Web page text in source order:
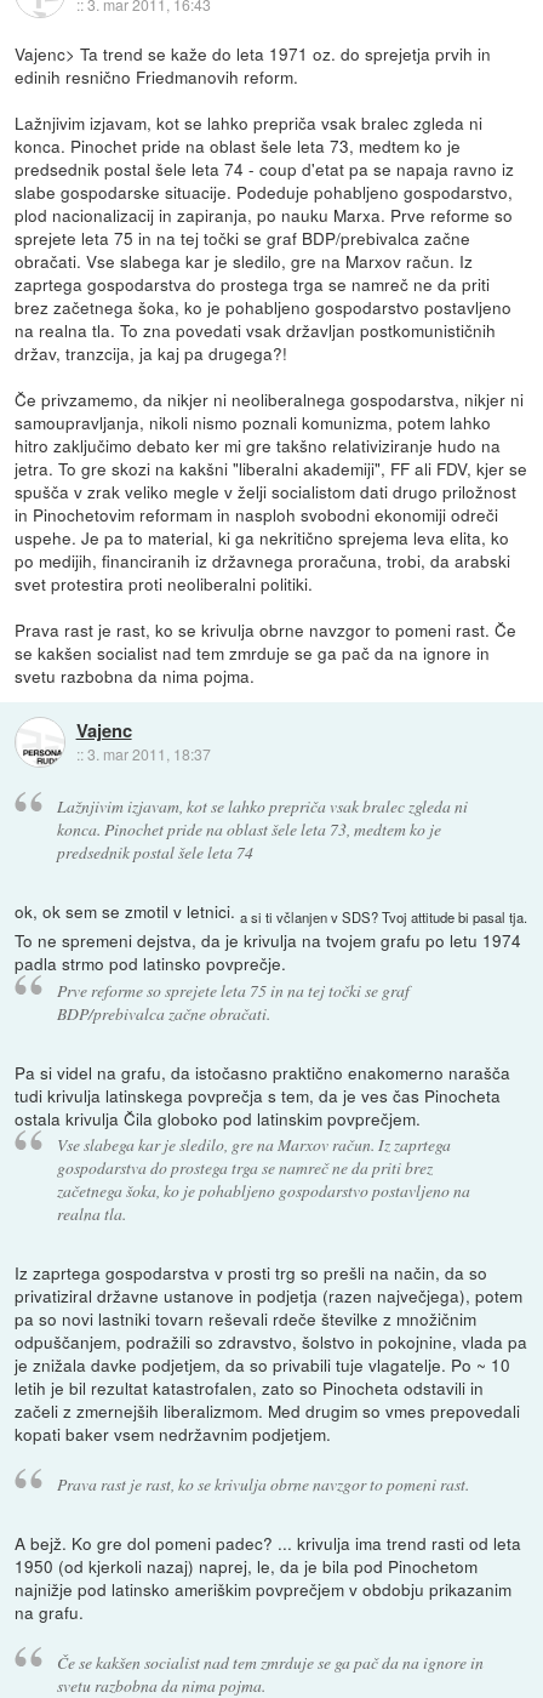
::3. mar 2011, 16:43
Vajenc> Ta trend se kaže do leta 1971 oz. do sprejetja prvih in
edinih resnično Friedmanovih reform.
Lažnjivim izjavam, kot se lahko prepriča vsak bralec zgleda ni
konca. Pinochet pride na oblast šele leta 73, medtem ko je
predsednik postal šele leta 74 - coup d'etat pa se napaja ravno iz
slabe gospodarske situacije. Podeduje pohabljeno gospodarstvo,
plod nacionalizacij in zapiranja, po nauku Marxa. Prve reforme so
sprejete leta 75 in na tej točki se graf BDP/prebivalca začne
obračati. Vse slabega kar je sledilo, gre na Marxov račun. Iz
zaprtega gospodarstva do prostega trga se namreč ne da priti
brez začetnega šoka, ko je pohabljeno gospodarstvo postavljeno
na realna tla. To zna povedati vsak državljan postkomunističnih
držav, tranzcija, ja kaj pa drugega?!
Če privzamemo, da nikjer ni neoliberalnega gospodarstva, nikjer ni
samoupravljanja, nikoli nismo poznali komunizma, potem lahko
hitro zaključimo debato ker mi gre takšno relativiziranje hudo na
jetra. To gre skozi na kakšni "liberalni akademiji", FF ali FDV, kjer se
spušča v zrak veliko megle v želji socialistom dati drugo priložnost
in Pinochetovim reformam in nasploh svobodni ekonomiji odreči
uspehe. Je pa to material, ki ga nekritično sprejema leva elita, ko
po medijih, financiranih iz državnega proračuna, trobi, da arabski
svet protestira proti neoliberalni politiki.
Prava rast je rast, ko se krivulja obrne navzgor to pomeni rast. Če
se kakšen socialist nad tem zmrduje se ga pač da na ignore in
svetu razbobna da nima pojma.
Vajenc
::3. mar 2011, 18:37
Lažnjivim izjavam, kot se lahko prepriča vsak bralec zgleda ni
konca. Pinochet pride na oblast šele leta 73, medtem ko je
predsednik postal šele leta 74
ok, ok sem se zmotil v letnici.a si ti včlanjen v SDS? Tvoj attitude bi pasal tja.
To ne spremeni dejstva, da je krivulja na tvojem grafu po letu 1974
padla strmo pod latinsko povprečje.
Prve reforme so sprejete leta 75 in na tej točki se graf
BDP/prebivalca začne obračati.
Pa si videl na grafu, da istočasno praktično enakomerno narašča
tudi krivulja latinskega povprečja s tem, da je ves čas Pinocheta
ostala krivulja Čila globoko pod latinskim povprečjem.
Vse slabega kar je sledilo, gre na Marxov račun. Iz zaprtega
gospodarstva do prostega trga se namreč ne da priti brez
začetnega šoka, ko je pohabljeno gospodarstvo postavljeno na
realna tla.
Iz zaprtega gospodarstva v prosti trg so prešli na način, da so
privatiziral državne ustanove in podjetja (razen največjega), potem
pa so novi lastniki tovarn reševali rdeče številke z množičnim
odpuščanjem, podražili so zdravstvo, šolstvo in pokojnine, vlada pa
je znižala davke podjetjem, da so privabili tuje vlagatelje. Po ~ 10
letih je bil rezultat katastrofalen, zato so Pinocheta odstavili in
začeli z zmernejših liberalizmom. Med drugim so vmes prepovedali
kopati baker vsem nedržavnim podjetjem.
Prava rast je rast, ko se krivulja obrne navzgor to pomeni rast.
A bejž. Ko gre dol pomeni padec? ... krivulja ima trend rasti od leta
1950 (od kjerkoli nazaj) naprej, le, da je bila pod Pinochetom
najnižje pod latinsko ameriškim povprečjem v obdobju prikazanim
na grafu.
Če se kakšen socialist nad tem zmrduje se ga pač da na ignore in
svetu razbobna da nima pojma.